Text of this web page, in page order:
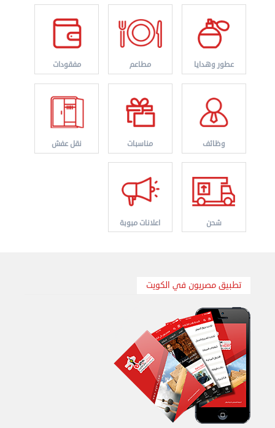
نقل عفش الكويت 50767633 هاف لوري نقل أغراض ...
الأربعاء 28 أغسطس 2024 12:25 م
نقل عفش الكويت 50636444 فك وتركيب ايكيا محلي ...
الإثنين 26 أغسطس 2024 11:31 ص
عطور وهدايا مطاعم مفقودات
وظائف مناسبات نقل عفش
شحن اعلانات مبوبة
تطبيق مصريون في الكويت